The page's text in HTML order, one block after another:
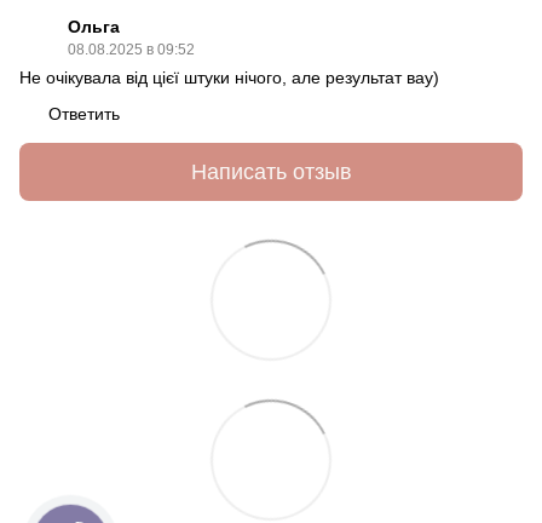
Ольга
08.08.2025 в 09:52
Не очікувала від цієї штуки нічого, але результат вау)
Ответить
Написать отзыв